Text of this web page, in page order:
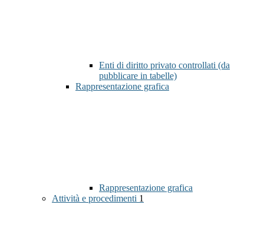
Enti di diritto privato controllati (da
pubblicare in tabelle)
Rappresentazione grafica
Rappresentazione grafica
Attività e procedimenti 1